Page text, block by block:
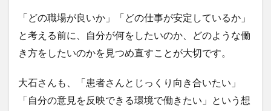
「どの職場が良いか」「どの仕事が安定しているか」
と考える前に、自分が何をしたいのか、どのような働
き方をしたいのかを見つめ直すことが大切です。
大石さんも、「患者さんとじっくり向き合いたい」
「自分の意見を反映できる環境で働きたい」という想